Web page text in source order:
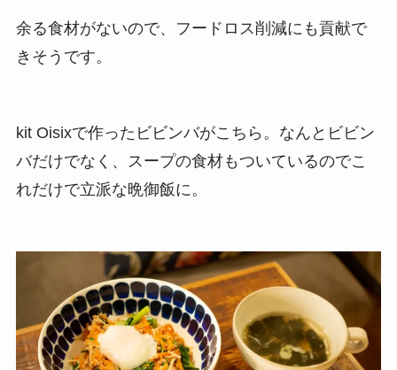
余る食材がないので、フードロス削減にも貢献で
きそうです。
kit Oisixで作ったビビンバがこちら。なんとビビン
バだけでなく、スープの食材もついているのでこ
れだけで立派な晩御飯に。